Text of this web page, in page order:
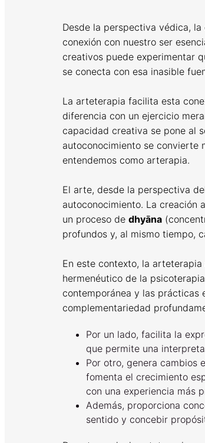
Desde la perspectiva védica,
conexión con nuestro ser
creativos puede experimentar
se conecta con esa inasible
La arteterapia facilita esta
diferencia con un ejercicio
capacidad creativa se pone al
autoconocimiento se convierte
entendemos como arterapia.
El arte, desde la perspectiva
autoconocimiento. La creación
un proceso de dhyāna
profundos y, al mismo tiempo,
En este contexto, la
hermenéutico de la
contemporánea y las prácticas
complementariedad
Por un lado, facilita la
que permite una
Por otro, genera cambios
fomenta el crecimiento
con una experiencia más
Además, proporciona
sentido y concebir